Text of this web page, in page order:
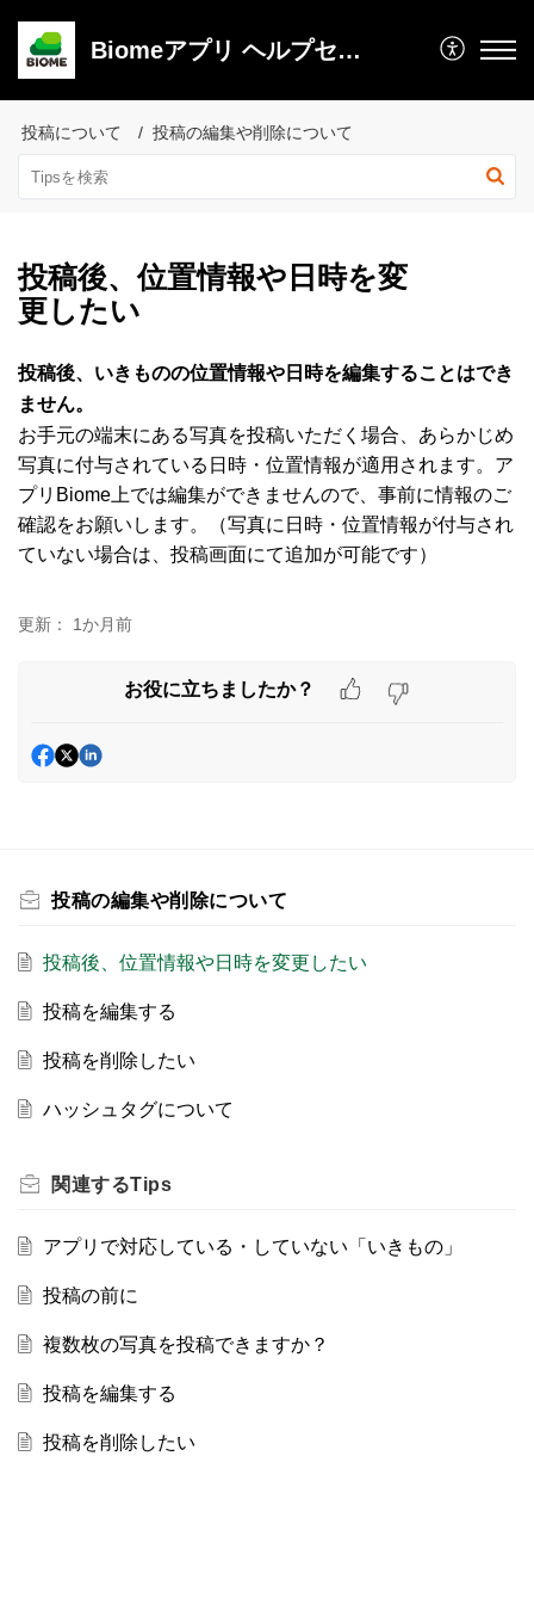
Biomeアプリ ヘルプセンター
投稿について 投稿の編集や削除について
投稿後、位置情報や日時を変
更したい
投稿後、いきものの位置情報や日時を編集することはでき
ません。
お手元の端末にある写真を投稿いただく場合、あらかじめ
写真に付与されている 日時・位置情報が適用されます。ア
プリBiome上では編集ができませんので、事前に情報のご
確認をお願いします。（写真に日時・位置情報が付与され
ていない場合は、投稿画面にて追加が可能です）
更新： 1か月前
お役に立ちましたか？
投稿の編集や削除について
投稿後、位置情報や日時を変更したい
投稿を編集する
投稿を削除したい
ハッシュタグについて
関連するTips
アプリで対応している・していない「いきもの」
投稿の前に
複数枚の写真を投稿できますか？
投稿を編集する
投稿を削除したい